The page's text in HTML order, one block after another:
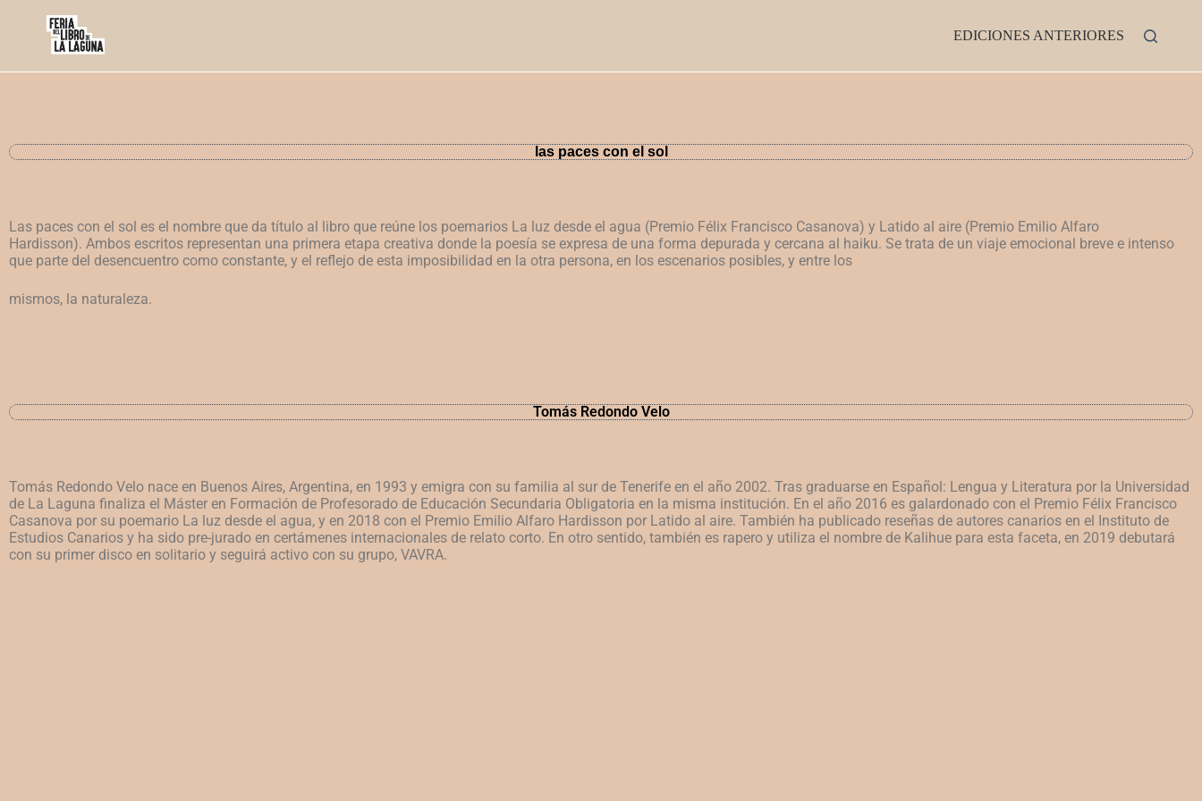
EDICIONES ANTERIORES
las paces con el sol
Las paces con el sol es el nombre que da título al libro que reúne los poemarios La luz desde el agua (Premio Félix Francisco Casanova) y Latido al aire (Premio Emilio Alfaro
Hardisson). Ambos escritos representan una primera etapa creativa donde la poesía se expresa de una forma depurada y cercana al haiku. Se trata de un viaje emocional breve e intenso
que parte del desencuentro como constante, y el reflejo de esta imposibilidad en la otra persona, en los escenarios posibles, y entre los
mismos, la naturaleza.
Tomás Redondo Velo
Tomás Redondo Velo nace en Buenos Aires, Argentina, en 1993 y emigra con su familia al sur de Tenerife en el año 2002. Tras graduarse en Español: Lengua y Literatura por la Universidad
de La Laguna finaliza el Máster en Formación de Profesorado de Educación Secundaria Obligatoria en la misma institución. En el año 2016 es galardonado con el Premio Félix Francisco
Casanova por su poemario La luz desde el agua, y en 2018 con el Premio Emilio Alfaro Hardisson por Latido al aire. También ha publicado reseñas de autores canarios en el Instituto de
Estudios Canarios y ha sido pre-jurado en certámenes internacionales de relato corto. En otro sentido, también es rapero y utiliza el nombre de Kalihue para esta faceta, en 2019 debutará
con su primer disco en solitario y seguirá activo con su grupo, VAVRA.